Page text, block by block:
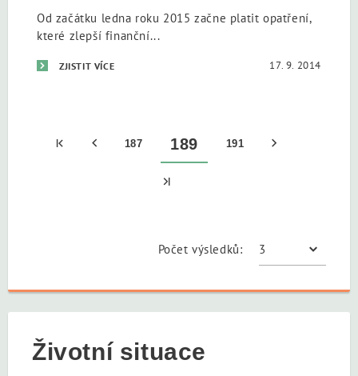
Od začátku ledna roku 2015 začne platit opatření,
které zlepší finanční...
ZJISTIT VÍCE 17. 9. 2014
187 189 191
Počet výsledků:
Životní situace